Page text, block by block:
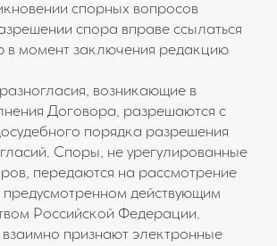
спорных вопросов
спора вправе ссылаться
в момент заключения редакцию
возникающие в
Договора, разрешаются с
порядка разрешения
Споры, не урегулированные
передаются на рассмотрение
предусмотренном действующим
Российской Федерации.
признают электронные